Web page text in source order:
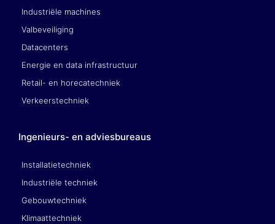
Industriële machines
Valbeveiliging
Datacenters
Energie en data infrastructuur
Retail- en horecatechniek
Verkeerstechniek
Ingenieurs- en adviesbureaus
Installatietechniek
Industriële techniek
Gebouwtechniek
Klimaattechniek